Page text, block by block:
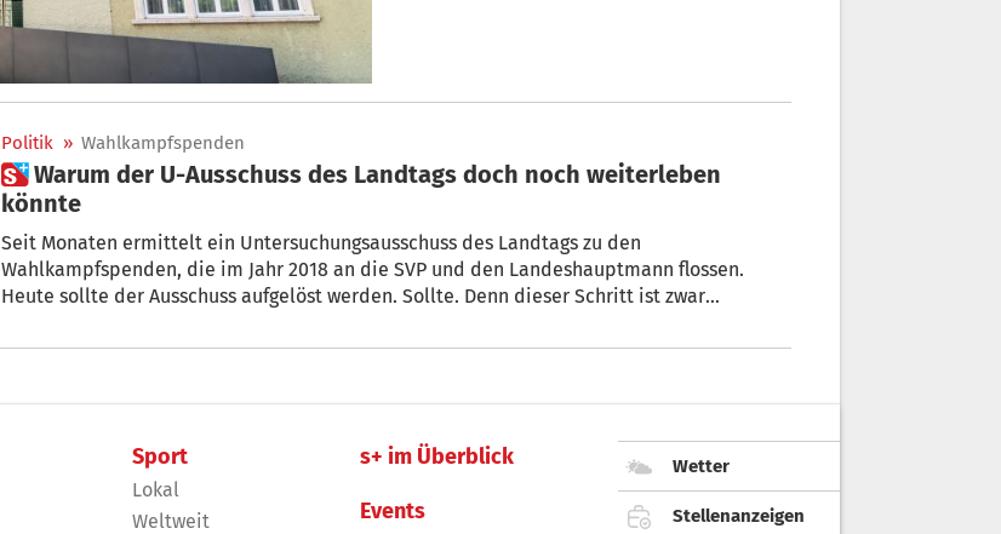
Politik » Wahlkampfspenden
 Warum der U-Ausschuss des Landtags doch noch weiterleben
könnte
Seit Monaten ermittelt ein Untersuchungsausschuss des Landtags zu den
Wahlkampfspenden, die im Jahr 2018 an die SVP und den Landeshauptmann flossen.
Heute sollte der Ausschuss aufgelöst werden. Sollte. Denn dieser Schritt ist zwar
Sport
Lokal
Weltweit
s+ im Überblick
Events
Wetter
Stellenanzeigen